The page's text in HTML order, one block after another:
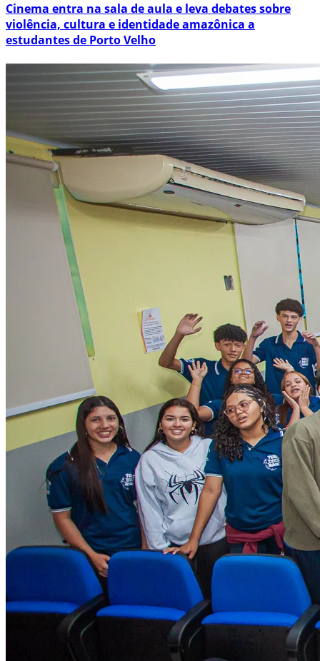
Cinema entra na sala de aula e leva debates sobre
violência, cultura e identidade amazônica a
estudantes de Porto Velho